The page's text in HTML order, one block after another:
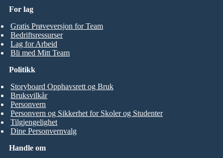
For lag
Gratis Prøveversjon for Team
Bedriftsressurser
Lag for Arbeid
Bli med Mitt Team
Handle om
Politikk
Storyboard Opphavsrett og Bruk
Bruksvilkår
Personvern
Personvern og Sikkerhet for Skoler og Studenter
Tilgjengelighet
Dine Personvernvalg